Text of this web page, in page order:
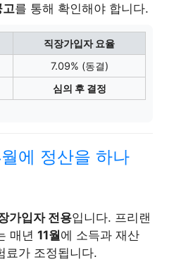
고를 통해 확인해야 합니다.
직장가입자 요율
7.09% (동결)
심의 후 결정
에 정산을 하나
가입자 전용입니다. 프리랜
매년 11월에 소득과 재산
료가 조정됩니다.